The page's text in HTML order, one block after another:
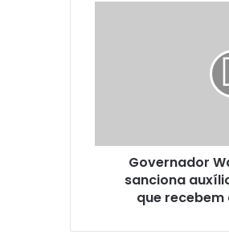
Governador
sanciona
que recebem